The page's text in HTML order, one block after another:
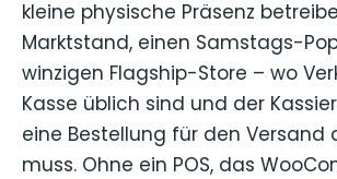
kleine physische Präsenz
Marktstand, einen Samstags-
winzigen Flagship-Store – wo
Kasse üblich sind und der
eine Bestellung für den Versand
muss. Ohne ein POS, das